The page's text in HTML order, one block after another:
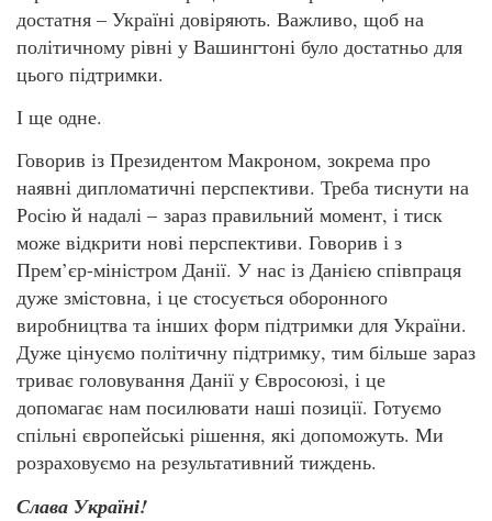
достатня – Україні довіряють. Важливо, щоб на
політичному рівні у Вашингтоні було достатньо для
цього підтримки.
І ще одне.
Говорив із Президентом Макроном, зокрема про
наявні дипломатичні перспективи. Треба тиснути на
Росію й надалі – зараз правильний момент, і тиск
може відкрити нові перспективи. Говорив і з
Прем’єр-міністром Данії. У нас із Данією співпраця
дуже змістовна, і це стосується оборонного
виробництва та інших форм підтримки для України.
Дуже цінуємо політичну підтримку, тим більше зараз
триває головування Данії у Євросоюзі, і це
допомагає нам посилювати наші позиції. Готуємо
спільні європейські рішення, які допоможуть. Ми
розраховуємо на результативний тиждень.
Слава Україні!